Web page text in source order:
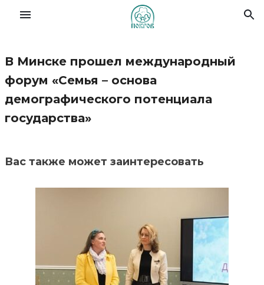
Славянский форум семей
О Фонде
Помочь делом
Помочь деньгами
В Минске прошел международный
форум «Семья – основа
демографического потенциала
государства»
Вас также может заинтересовать